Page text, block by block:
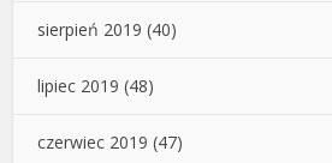
sierpień 2019 (40)
lipiec 2019 (48)
czerwiec 2019 (47)